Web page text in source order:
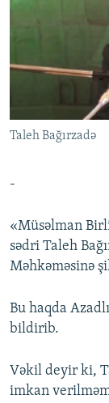
MULTIMEDIA
FOTOQALEREYA
İNFOQRAFIKA
KARIKATURA
OXU ZALI
AZƏRBAYCAN
İSLAM VƏ
HAQQIMIZDA
MISSIYAMIZ
PEŞƏ ETIKASI VƏ
BIZIMLƏ ƏLAQƏ
XƏBƏR
BIZI IZLƏ
Taleh Bağırzadə
-
«Müsəlman
sədri Taleh
Məhkəməsinə
Bu haqda
bildirib.
Vəkil deyir ki,
imkan